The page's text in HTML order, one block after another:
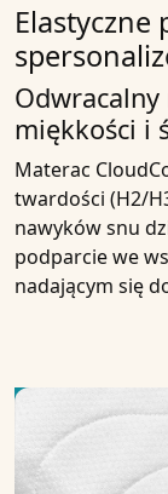
Elastyczne
miękkości i
Materac
twardości (H2/
nawyków snu
podparcie we
nadającym się